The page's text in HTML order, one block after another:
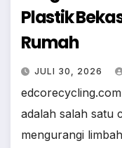
Plastik
Rumah
JULI 30, 2026
adalah salah satu
mengurangi